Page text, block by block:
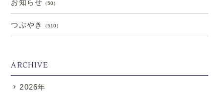
お知らせ （50）
つぶやき （510）
ARCHIVE
2026年